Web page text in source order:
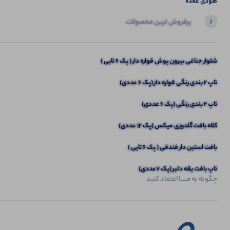
پرفروش ترین محصولات
آخرین محصولاتی که بازدید کردید
شلوار جناغی بیرون پوش قواره دار ( پک 6 تایی )
تاپ ۲ بندی رنگی قواره دار (پک 6 عددی)
تاپ 2 بندی رنگی (پک 6 عددی)
کلاه بافت گلدوزی میکس (پک 12 عددی)
بافت استین دار فندقی ( پک 6 تایی )
تاپ بافت یقه دلبر (پک 7عددی)
ست جلیقه و سارافن (پک 3 عددی)
چگونه به مــــــا اعتماد کنید